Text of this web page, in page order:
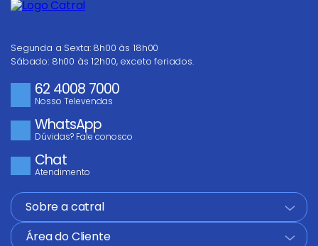
Segunda a Sexta: 8h00 às 18h00
Sábado: 8h00 às 12h00, exceto feriados.
62 4008 7000
Nosso Televendas
WhatsApp
Dúvidas? Fale conosco
Chat
Atendimento
Sobre a catral
+
Área do Cliente
+